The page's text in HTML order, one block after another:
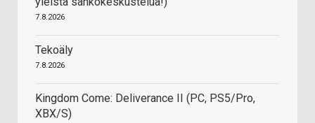
7.8.2026
Tekoäly
7.8.2026
Kingdom Come: Deliverance II (PC, PS5/Pro,
XBX/S)